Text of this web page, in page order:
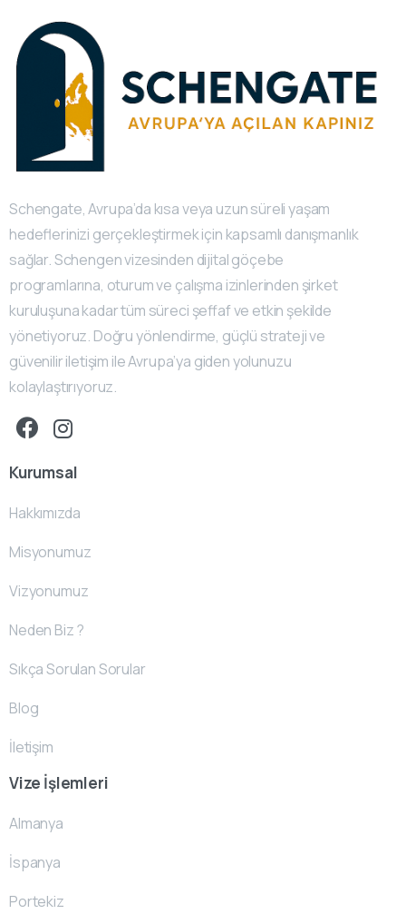
Schengate, Avrupa’da kısa veya uzun süreli yaşam
hedeflerinizi gerçekleştirmek için kapsamlı danışmanlık
sağlar. Schengen vizesinden dijital göçebe
programlarına, oturum ve çalışma izinlerinden şirket
kuruluşuna kadar tüm süreci şeffaf ve etkin şekilde
yönetiyoruz. Doğru yönlendirme, güçlü strateji ve
güvenilir iletişim ile Avrupa’ya giden yolunuzu
kolaylaştırıyoruz.
Kurumsal
Hakkımızda
Misyonumuz
Vizyonumuz
Neden Biz ?
Sıkça Sorulan Sorular
Blog
İletişim
Vize İşlemleri
Almanya
İspanya
Portekiz